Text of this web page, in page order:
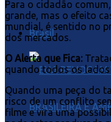
Brasil
Para o cidadão
grande, mas o efeito
mundial, é sentido no
dos mercados.
O Alerta que Fica:
quando todos os
Quando uma peça do
risco de um conflito
filme e vira uma